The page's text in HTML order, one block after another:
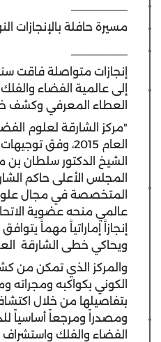
مسيرة حافلة بالإنجازات
إنجازات متواصلة فاقت
العطاء المعرفي وكشف
"مركز الشارقة لعلوم
العام 2015، وفق
الشيخ الدكتور سلطان
المجلس الأعلى حاكم
المتخصصة في مجال علوم
عالمي منحه عضوية
إنجازاً إماراتياً مهماً
ويحاكي خطى الشارقة
والمركز الذي تمكن من
الكوني بكواكبه ومجراته
بتفاصيلها من خلال
ومصدراً ومرجعاً أساسياً
الفضاء والفلك